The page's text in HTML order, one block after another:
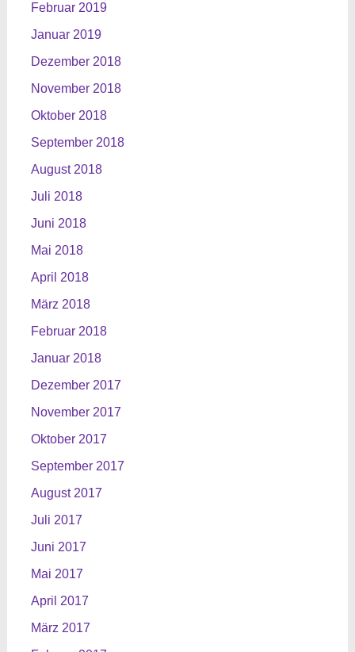
Februar 2019
Januar 2019
Dezember 2018
November 2018
Oktober 2018
September 2018
August 2018
Juli 2018
Juni 2018
Mai 2018
April 2018
März 2018
Februar 2018
Januar 2018
Dezember 2017
November 2017
Oktober 2017
September 2017
August 2017
Juli 2017
Juni 2017
Mai 2017
April 2017
März 2017